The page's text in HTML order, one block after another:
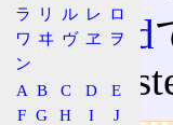
Android
り、/
ラ
リ ル レ ロ
ワ ヰ ヴ ヱ
ヲ
ン
A B C D
E
F G H I
J